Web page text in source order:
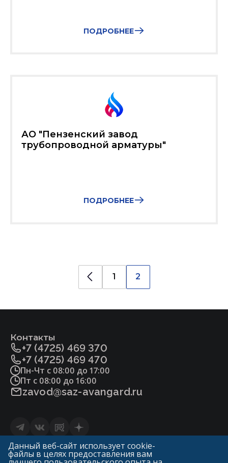
ПОДРОБНЕЕ
АО "Пензенский завод
трубопроводной арматуры"
ПОДРОБНЕЕ
1 2
Контакты
+7 (4725) 469 370
+7 (4725) 469 470
Пн-Чт с 08:00 до 17:00
Пт с 08:00 до 16:00
zavod@saz-avangard.ru
Статьи
Политика конфиденциальности и обработки
Данный веб-сайт использует cookie-
файлы в целях предоставления вам